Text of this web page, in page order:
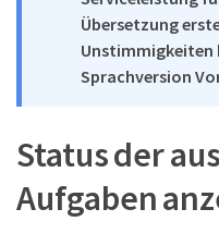
Übersetzung
Unstimmigkeiten
Sprachversion
Status der
Aufgaben